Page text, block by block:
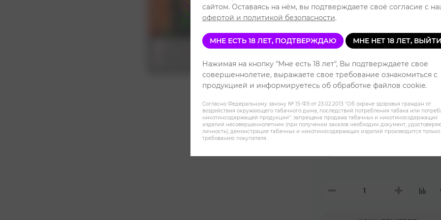
Читать отзывы
Арбуз Малина Лёд
Виноград лёд
Вишня Лимон Персик
сайтом. Оставаясь на нём, вы подтверждаете своё согласие с
офертой и политикой безопасности.
МНЕ ЕСТЬ 18 ЛЕТ, ПОДТВЕРЖДАЮ МНЕ НЕТ 18 ЛЕТ, ВЫЙТИ
Нажимая на кнопку "Мне есть 18 лет", Вы подтверждаете свое
совершеннолетие, выражаете свое требование ознакомиться с
продукцией и информируетесь об обработке файлов cookie.
Согласно Федеральному закону № 15-ФЗ от 23.02.2013 "Об охране здоровья граждан от
воздействия окружающего табачного дыма, последствий потребления табака или
никотинсодержащей продукции": запрещена продажа табачных и никотиносодержащих
изделий несовершеннолетним (при получении заказов необходим документ,
личность); демонстрация табачных и никотиносодержащих изделий производится
требованию покупателя.